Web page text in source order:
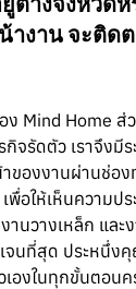
างาน จะติด
ง Mind Home ส่
จรัดตัว เราจึงมีร
ของงานผ่านช่อง
พื่อให้เห็นความป
นวางเหล็ก และ
จนที่สุด ประหนึ่ง
เองในทุกขั้นตอนค